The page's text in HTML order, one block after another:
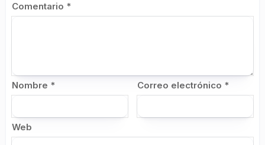
Comentario *
Nombre * Correo electrónico *
Web